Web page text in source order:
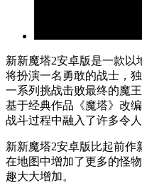
新新魔塔2安卓版是一款以
将扮演一名勇敢的战士，
一系列挑战击败最终的魔
基于经典作品《魔塔》改
战斗过程中融入了许多令
新新魔塔2安卓版比起前作
在地图中增加了更多的怪
趣大大增加。